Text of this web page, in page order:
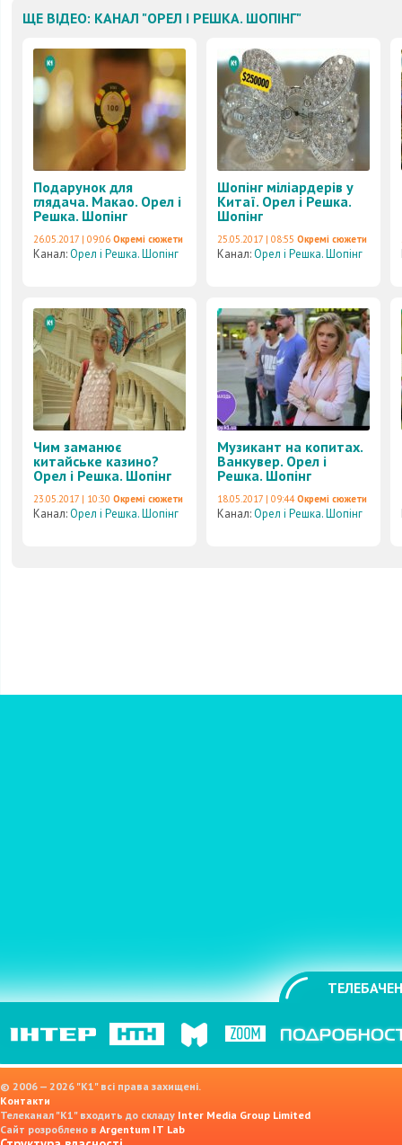
ЩЕ ВІДЕО: КАНАЛ "ОРЕЛ І РЕШКА. ШОПІНГ"
Подарунок для
глядача. Макао. Орел і
Решка. Шопінг
26.05.2017 | 09:06 Окремі сюжети
Канал:Орел і Решка. Шопінг
Шопінг міліардерів у
Китаї. Орел і Решка.
Шопінг
25.05.2017 | 08:55 Окремі сюжети
Канал:Орел і Решка. Шопінг
Чим заманює
китайське казино?
Орел і Решка. Шопінг
23.05.2017 | 10:30 Окремі сюжети
Канал:Орел і Решка. Шопінг
Музикант на копитах.
Ванкувер. Орел і
Решка. Шопінг
18.05.2017 | 09:44 Окремі сюжети
Канал:Орел і Решка. Шопінг
© 2006 — 2026 "K1" всі права захищені.
Контакти
Телеканал "К1" входить до складу Inter Media Group Limited
Сайт розроблено в Argentum IT Lab